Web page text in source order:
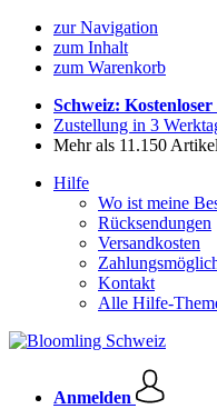
zur Navigation
zum Inhalt
zum Warenkorb
Schweiz:
Zustellung in 3
Mehr als 11.150 Artikel
Hilfe
Wo ist meine
Rücksendungen
Versandkosten
Kontakt
Alle Hilfe-
Anmelden